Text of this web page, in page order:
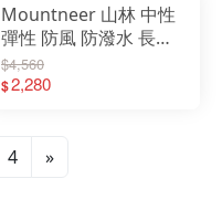
Mountneer 山林 中性
彈性 防風 防潑水 長褲
M12S15
$4,560
$2,280
4 »